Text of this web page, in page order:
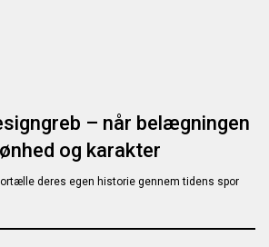
– når belægningen
og karakter
deres egen historie gennem tidens spor